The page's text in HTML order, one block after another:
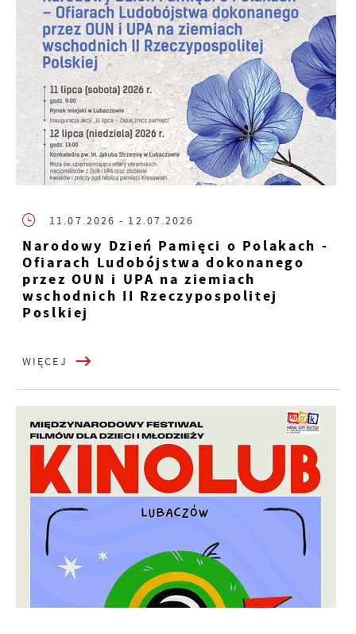
11.07.2026 - 12.07.2026
Narodowy Dzień Pamięci o Polakach -
Ofiarach Ludobójstwa dokonanego
przez OUN i UPA na ziemiach
wschodnich II Rzeczypospolitej
Poslkiej
WIĘCEJ